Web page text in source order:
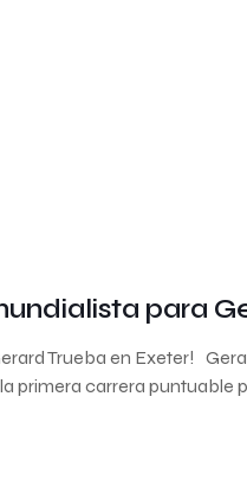
para
Trueba en Exeter!
primera carrera puntuable